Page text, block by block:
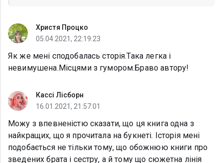
Христя Процко
05.04.2021, 22:19:23
Як же мені сподобалась сторія.Така легка і
невимушена.Місцями з гумором.Браво автору!
Кассі Лісборн
16.01.2021, 21:57:01
Можу з впевненістю сказати, що ця книга одна з
найкращих, що я прочитала на букнеті. Історія мені
подобається не тільки тому, що обожнюю книги про
зведених брата і сестру, а й тому що сюжетна лінія